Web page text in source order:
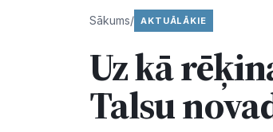
Sākums/ AKTUĀLĀKIE
Uz kā
Talsu